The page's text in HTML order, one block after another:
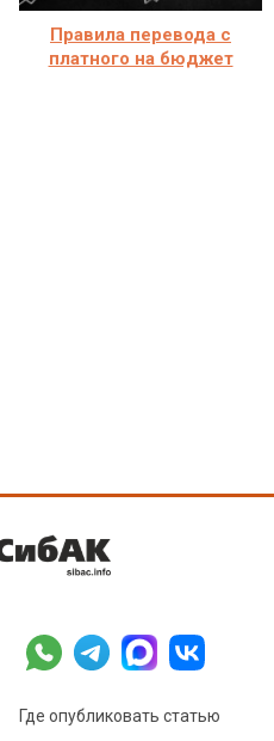
Правила перевода с
платного на бюджет
Где опубликовать статью